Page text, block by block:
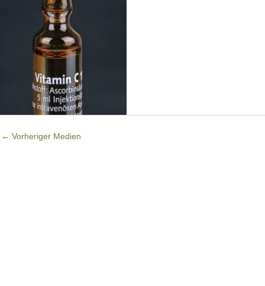
← Vorheriger Medien